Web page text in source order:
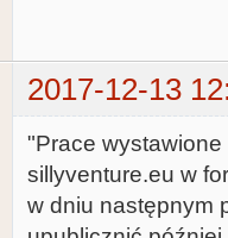
2017-12-13
"Prace
sillyventure.eu w
w dniu następnym